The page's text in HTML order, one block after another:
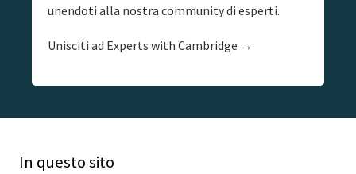
unendoti alla nostra community di esperti.
Unisciti ad Experts with Cambridge →
In questo sito